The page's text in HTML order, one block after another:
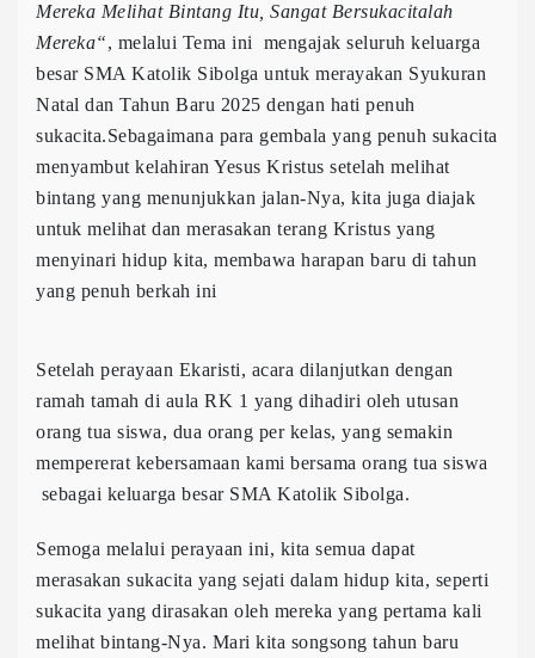
Mereka Melihat Bintang Itu, Sangat Bersukacitalah
Mereka“, melalui Tema ini mengajak seluruh keluarga
besar SMA Katolik Sibolga untuk merayakan Syukuran
Natal dan Tahun Baru 2025 dengan hati penuh
sukacita.Sebagaimana para gembala yang penuh sukacita
menyambut kelahiran Yesus Kristus setelah melihat
bintang yang menunjukkan jalan-Nya, kita juga diajak
untuk melihat dan merasakan terang Kristus yang
menyinari hidup kita, membawa harapan baru di tahun
yang penuh berkah ini
Setelah perayaan Ekaristi, acara dilanjutkan dengan
ramah tamah di aula RK 1 yang dihadiri oleh utusan
orang tua siswa, dua orang per kelas, yang semakin
mempererat kebersamaan kami bersama orang tua siswa
sebagai keluarga besar SMA Katolik Sibolga.
Semoga melalui perayaan ini, kita semua dapat
merasakan sukacita yang sejati dalam hidup kita, seperti
sukacita yang dirasakan oleh mereka yang pertama kali
melihat bintang-Nya. Mari kita songsong tahun baru